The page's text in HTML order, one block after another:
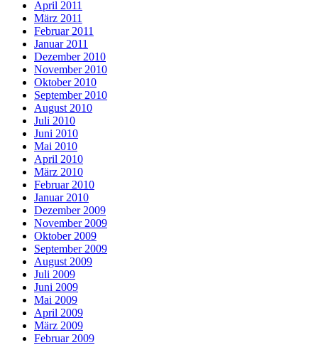
April 2011
März 2011
Februar 2011
Januar 2011
Dezember 2010
November 2010
Oktober 2010
September 2010
August 2010
Juli 2010
Juni 2010
Mai 2010
April 2010
März 2010
Februar 2010
Januar 2010
Dezember 2009
November 2009
Oktober 2009
September 2009
August 2009
Juli 2009
Juni 2009
Mai 2009
April 2009
März 2009
Februar 2009